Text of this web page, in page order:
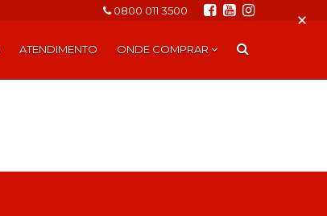
0800 011 3500
ATENDIMENTO ONDE COMPRAR
×